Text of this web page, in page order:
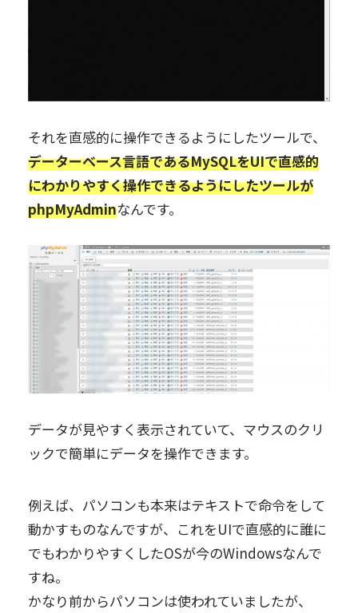
それを直感的に操作できるようにしたツールで、
データーベース言語であるMySQLをUIで直感的
にわかりやすく操作できるようにしたツールが
phpMyAdminなんです。
データが見やすく表示されていて、マウスのクリ
ックで簡単にデータを操作できます。
例えば、パソコンも本来はテキストで命令をして
動かすものなんですが、これをUIで直感的に誰に
でもわかりやすくしたOSが今のWindowsなんで
すね。
かなり前からパソコンは使われていましたが、